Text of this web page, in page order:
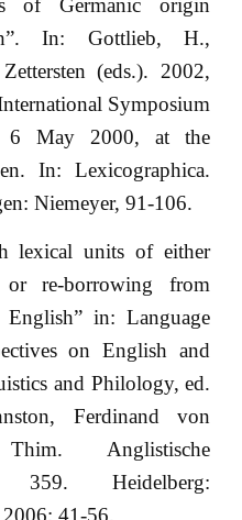
of Germanic origin
In: Gottlieb, H.,
(eds.). 2002,
Symposium
6 May 2000, at the
In: Lexicographica.
Niemeyer, 91-106.
lexical units of either
re-borrowing from
in: Language
on English and
and Philology, ed.
Ferdinand von
Anglistische
359. Heidelberg:
41-56.